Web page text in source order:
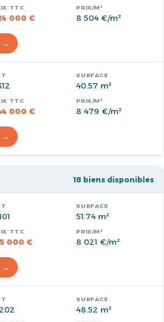
000 € 8 504 €/m²
→
40.57 m²
000 € 8 479 €/m²
→
18 biens disponibles
51.74 m²
000 € 8 021 €/m²
→
48.52 m²